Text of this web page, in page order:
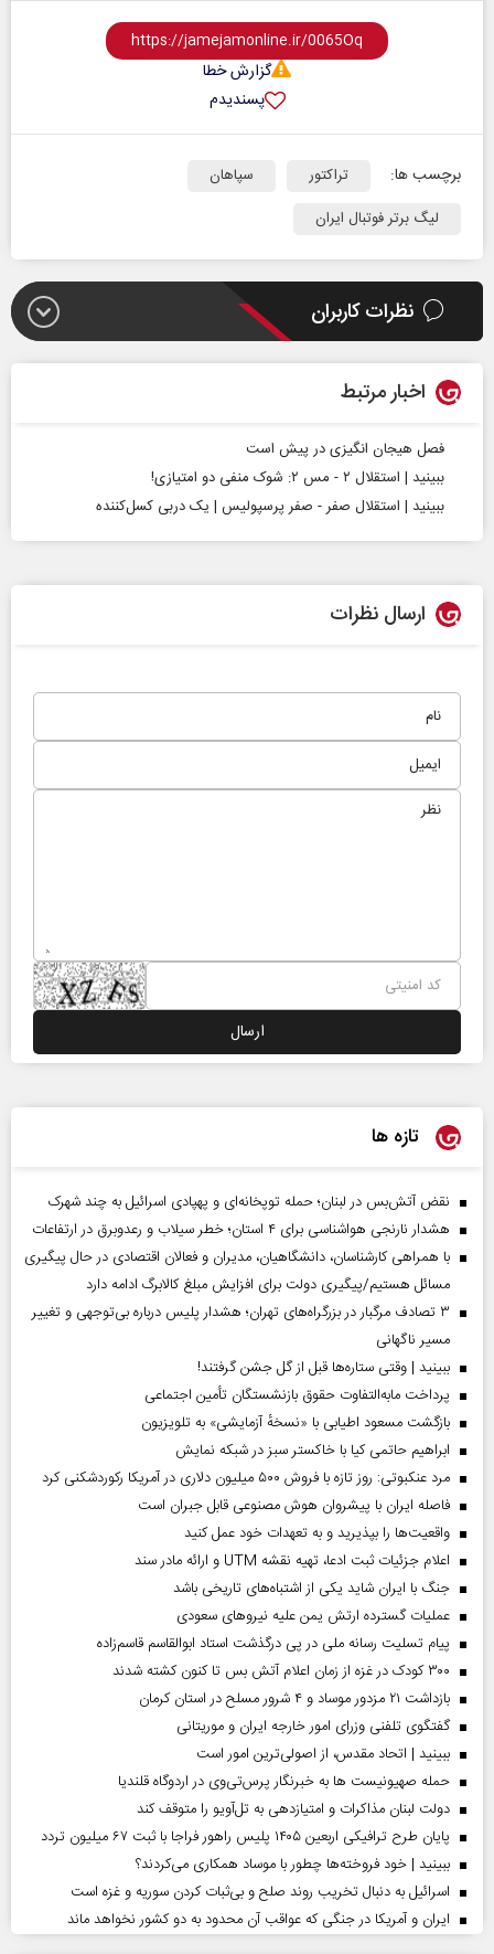
گزارش خطا
پسندیدم
برچسب ها: تراکتور
سپاهان
لیگ برتر فوتبال ایران
نظرات کاربران
اخبار مرتبط
فصل هیجان انگیزی در پیش است
ببینید | استقلال ۲ - مس ۲: شوک منفی دو امتیازی!
ببینید | استقلال صفر - صفر پرسپولیس | یک دربی کسل‌کننده
ارسال نظرات
تازه ها
نقض آتش‌بس در لبنان؛ حمله توپخانه‌ای و پهپادی اسرائیل به چند شهرک
هشدار نارنجی هواشناسی برای ۴ استان؛ خطر سیلاب و رعدوبرق در ارتفاعات
با همراهی کارشناسان، دانشگاهیان، مدیران و فعالان اقتصادی در حال پیگیری
مسائل هستیم/پیگیری دولت برای افزایش مبلغ کالابرگ ادامه دارد
۳ تصادف مرگبار در بزرگراه‌های تهران؛ هشدار پلیس درباره بی‌توجهی و تغییر
مسیر ناگهانی
ببینید | وقتی ستاره‌ها قبل از گل جشن گرفتند!
پرداخت مابه‌التفاوت حقوق بازنشستگان تأمین اجتماعی
بازگشت مسعود اطیابی با «نسخهٔ آزمایشی» به تلویزیون
ابراهیم حاتمی کیا با خاکستر سبز در شبکه نمایش
مرد عنکبوتی: روز تازه با فروش ۵۰۰ میلیون دلاری در آمریکا رکوردشکنی کرد
فاصله ایران با پیشرو‌ان هوش مصنوعی قابل جبران است
واقعیت‌ها را بپذیرید و به تعهدات خود عمل کنید
اعلام جزئیات ثبت ادعا، تهیه نقشه UTM و ارائه مادر سند
جنگ با ایران شاید یکی از اشتباه‌های تاریخی باشد
عملیات گسترده ارتش یمن علیه نیروهای سعودی
پیام تسلیت رسانه ملی در پی درگذشت استاد ابوالقاسم قاسم‌زاده
۳۰۰ کودک در غزه از زمان اعلام آتش بس تا کنون کشته شدند
بازداشت ۲۱ مزدور موساد و ۴ شرور مسلح در استان کرمان
گفتگوی تلفنی وزرای امور خارجه ایران و موریتانی
ببینید | اتحاد مقدس، از اصولی‌ترین امور است
حمله صهیونیست ها به خبرنگار پرس‌تی‌وی در اردوگاه قلندیا
دولت لبنان مذاکرات و امتیازدهی به تل‌آویو را متوقف کند
پایان طرح ترافیکی اربعین ۱۴۰۵ پلیس راهور فراجا با ثبت ۶۷ میلیون تردد
ببینید | خود فروخته‌ها چطور با موساد همکاری می‌کردند؟
اسرائیل به دنبال تخریب روند صلح و بی‌ثبات کردن سوریه و غزه است
ایران و آمریکا در جنگی که عواقب آن محدود به دو کشور نخواهد ماند